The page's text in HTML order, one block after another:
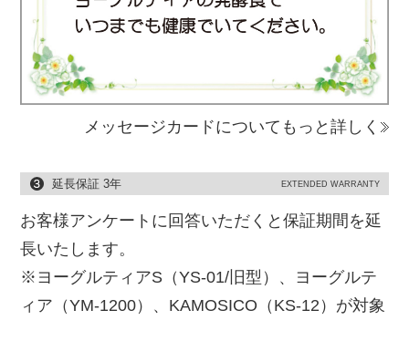
メッセージカードについてもっと詳しく
延長保証 3年 EXTENDED WARRANTY
お客様アンケートに回答いただくと保証期間を延
長いたします。
※ヨーグルティアS（YS-01/旧型）、ヨーグルテ
ィア（YM-1200）、KAMOSICO（KS-12）が対象